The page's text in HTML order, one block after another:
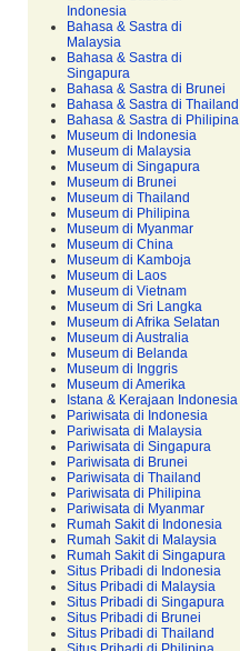
Indonesia
Bahasa & Sastra di
Malaysia
Bahasa & Sastra di
Singapura
Bahasa & Sastra di Brunei
Bahasa & Sastra di Thailand
Bahasa & Sastra di Philipina
Museum di Indonesia
Museum di Malaysia
Museum di Singapura
Museum di Brunei
Museum di Thailand
Museum di Philipina
Museum di Myanmar
Museum di China
Museum di Kamboja
Museum di Laos
Museum di Vietnam
Museum di Sri Langka
Museum di Afrika Selatan
Museum di Australia
Museum di Belanda
Museum di Inggris
Museum di Amerika
Istana & Kerajaan Indonesia
Pariwisata di Indonesia
Pariwisata di Malaysia
Pariwisata di Singapura
Pariwisata di Brunei
Pariwisata di Thailand
Pariwisata di Philipina
Pariwisata di Myanmar
Rumah Sakit di Indonesia
Rumah Sakit di Malaysia
Rumah Sakit di Singapura
Situs Pribadi di Indonesia
Situs Pribadi di Malaysia
Situs Pribadi di Singapura
Situs Pribadi di Brunei
Situs Pribadi di Thailand